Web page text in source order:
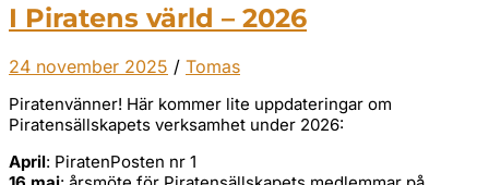
I Piratens värld – 2026
24 november 2025 / Tomas
Piratenvänner! Här kommer lite uppdateringar om
Piratensällskapets verksamhet under 2026:
April: PiratenPosten nr 1